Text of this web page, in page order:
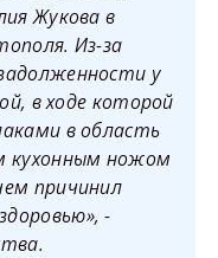
Жукова в
Из-за
у
в ходе которой
в область
кухонным ножом
причинил
-